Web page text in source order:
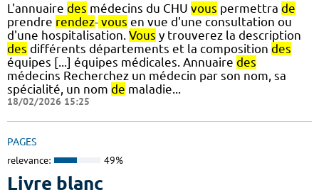
L'annuaire des médecins du CHU vous permettra de
prendre rendez- vous en vue d'une consultation ou
d'une hospitalisation. Vous y trouverez la description
des différents départements et la composition des
équipes [...] équipes médicales. Annuaire des
médecins Recherchez un médecin par son nom, sa
spécialité, un nom de maladie...
18/02/2026 15:25
PAGES
relevance: 49%
Livre blanc